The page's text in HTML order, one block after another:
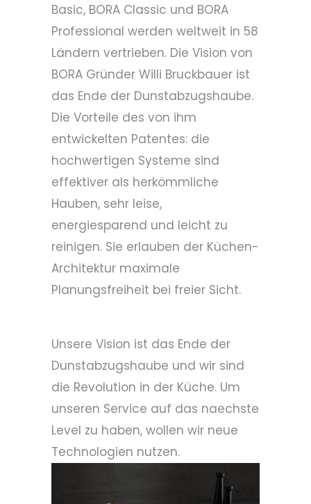
Basic, BORA Classic und BORA
Professional werden weltweit in 58
Ländern vertrieben. Die Vision von
BORA Gründer Willi Bruckbauer ist
das Ende der Dunstabzugshaube.
Die Vorteile des von ihm
entwickelten Patentes: die
hochwertigen Systeme sind
effektiver als herkömmliche
Hauben, sehr leise,
energiesparend und leicht zu
reinigen. Sie erlauben der Küchen-
Architektur maximale
Planungsfreiheit bei freier Sicht.
Unsere Vision ist das Ende der
Dunstabzugshaube und wir sind
die Revolution in der Küche. Um
unseren Service auf das naechste
Level zu haben, wollen wir neue
Technologien nutzen.